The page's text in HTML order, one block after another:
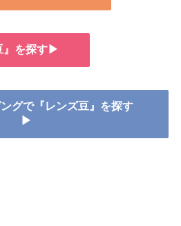
』を探す▶
グで『レンズ豆』を探す
▶